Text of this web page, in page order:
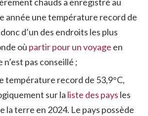
année une température record de
donc d’un des endroits les plus
où partir pour un voyage en
n’est pas conseillé ;
température record de 53,9°C,
sur la liste des pays les
la terre en 2024. Le pays possède